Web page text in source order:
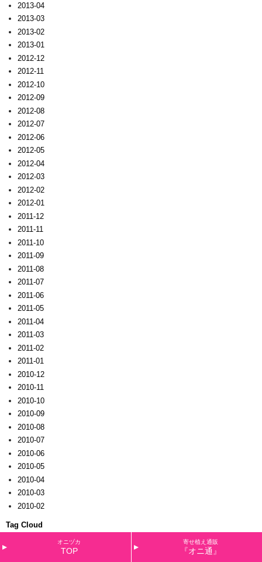
2013-04
2013-03
2013-02
2013-01
2012-12
2012-11
2012-10
2012-09
2012-08
2012-07
2012-06
2012-05
2012-04
2012-03
2012-02
2012-01
2011-12
2011-11
2011-10
2011-09
2011-08
2011-07
2011-06
2011-05
2011-04
2011-03
2011-02
2011-01
2010-12
2010-11
2010-10
2010-09
2010-08
2010-07
2010-06
2010-05
2010-04
2010-03
2010-02
Tag Cloud
11周年 DJビオラ・バーガンディー あかね色のメイ
お正月バージョン かがり火 くれないロンド ご挨拶
オニヅカ
TOP
寄せ植え通販
『オニ通』